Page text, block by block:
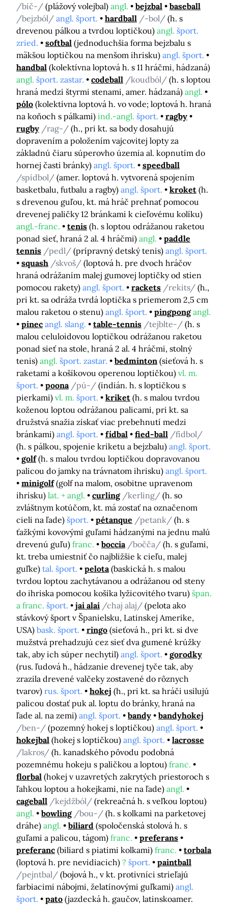
/bíč-/ (plážový volejbal) angl. bejzbal
baseball
/bejzból/ angl. šport. hardball /-bol/ (h. s
drevenou pálkou a tvrdou loptičkou) angl. šport.
zried.
softbal (jednoduchšia forma bejzbalu s
mäkšou loptičkou na menšom ihrisku) angl. šport.
handbal (kolektívna loptová h. s 11 hráčmi, hádzaná)
angl. šport. zastar. codeball /koudból/ (h. s loptou
hraná medzi štyrmi stenami, amer. hádzaná) angl.
pólo (kolektívna loptová h. vo vode; loptová h. hraná
na koňoch s pálkami) ind.-angl. šport.
ragby
rugby /rag-/ (h., pri kt. sa body dosahujú
dopravením a položením vajcovitej lopty za
základnú čiaru súperovho územia al. kopnutím do
hornej časti bránky) angl. šport.
speedball
/spídbol/ (amer. loptová h. vytvorená spojením
basketbalu, futbalu a ragby) angl. šport. kroket (h.
s drevenou guľou, kt. má hráč prehnať pomocou
drevenej paličky 12 bránkami k cieľovému kolíku)
angl.-franc.
tenis (h. s loptou odrážanou raketou
ponad sieť, hraná 2 al. 4 hráčmi) angl.
paddle
tennis /pedl/ (prípravný detský tenis) angl. šport.
squash /skvoš/ (loptová h. pre dvoch hráčov
hraná odrážaním malej gumovej loptičky od stien
pomocou rakety) angl. šport. rackets /rekits/ (h.,
pri kt. sa odráža tvrdá loptička s priemerom 2,5 cm
malou raketou o stenu) angl. šport. pingpong angl.
pinec angl. slang. table-tennis /tejblte-/ (h. s
malou celuloidovou loptičkou odrážanou raketou
ponad sieť na stole, hraná 2 al. 4 hráčmi, stolný
tenis) angl. šport. zastar. bedminton (sieťová h. s
raketami a košíkovou operenou loptičkou) vl. m.
šport.
poona /pú-/ (indián. h. s loptičkou s
pierkami) vl. m. šport. kriket (h. s malou tvrdou
koženou loptou odrážanou palicami, pri kt. sa
družstvá snažia získať viac prebehnutí medzi
bránkami) angl. šport. fídbal fied-ball /fídbol/
(h. s pálkou, spojenie kriketu a bejzbalu) angl. šport.
golf (h. s malou tvrdou loptičkou dopravovanou
palicou do jamky na trávnatom ihrisku) angl. šport.
minigolf (golf na malom, osobitne upravenom
ihrisku) lat. + angl. curling /kerling/ (h. so
zvláštnym kotúčom, kt. má zostať na označenom
cieli na ľade) šport. pétanque /petank/ (h. s
ťažkými kovovými guľami hádzanými na jednu malú
drevenú guľu) franc. boccia /bočča/ (h. s guľami,
kt. treba umiestniť čo najbližšie k cieľu, malej
guľke) tal. šport. pelota (baskická h. s malou
tvrdou loptou zachytávanou a odrážanou od steny
do ihriska pomocou košíka lyžicovitého tvaru) špan.
a franc. šport. jai alai /chaj alaj/ (pelota ako
stávkový šport v Španielsku, Latinskej Amerike,
USA) bask. šport. ringo (sieťová h., pri kt. si dve
mužstvá prehadzujú cez sieť dva gumené krúžky
tak, aby ich súper nechytil) angl. šport.
gorodky
(rus. ľudová h., hádzanie drevenej tyče tak, aby
zrazila drevené valčeky zostavené do rôznych
tvarov) rus. šport. hokej (h., pri kt. sa hráči usilujú
palicou dostať puk al. loptu do bránky, hraná na
ľade al. na zemi) angl. šport. bandy
bandyhokej
/ben-/ (pozemný hokej s loptičkou) angl. šport.
hokejbal (hokej s loptičkou) angl. šport.
lacrosse
/lakros/ (h. kanadského pôvodu podobná
pozemnému hokeju s paličkou a loptou) franc.
florbal (hokej v uzavretých zakrytých priestoroch s
ľahkou loptou a hokejkami, nie na ľade) angl.
cageball /kejdžból/ (rekreačná h. s veľkou loptou)
angl.
bowling /bou-/ (h. s kolkami na parketovej
dráhe) angl. biliard (spoločenská stolová h. s
guľami a palicou, tágom) franc.
preferans
preferanc (biliard s piatimi kolkami) franc.
torbala
(loptová h. pre nevidiacich) ? šport.
paintball
/pejntbal/ (bojová h., v kt. protivníci strieľajú
farbiacimi nábojmi, želatínovými guľkami) angl.
šport.
pato (jazdecká h. gaučov, latinskoamer.